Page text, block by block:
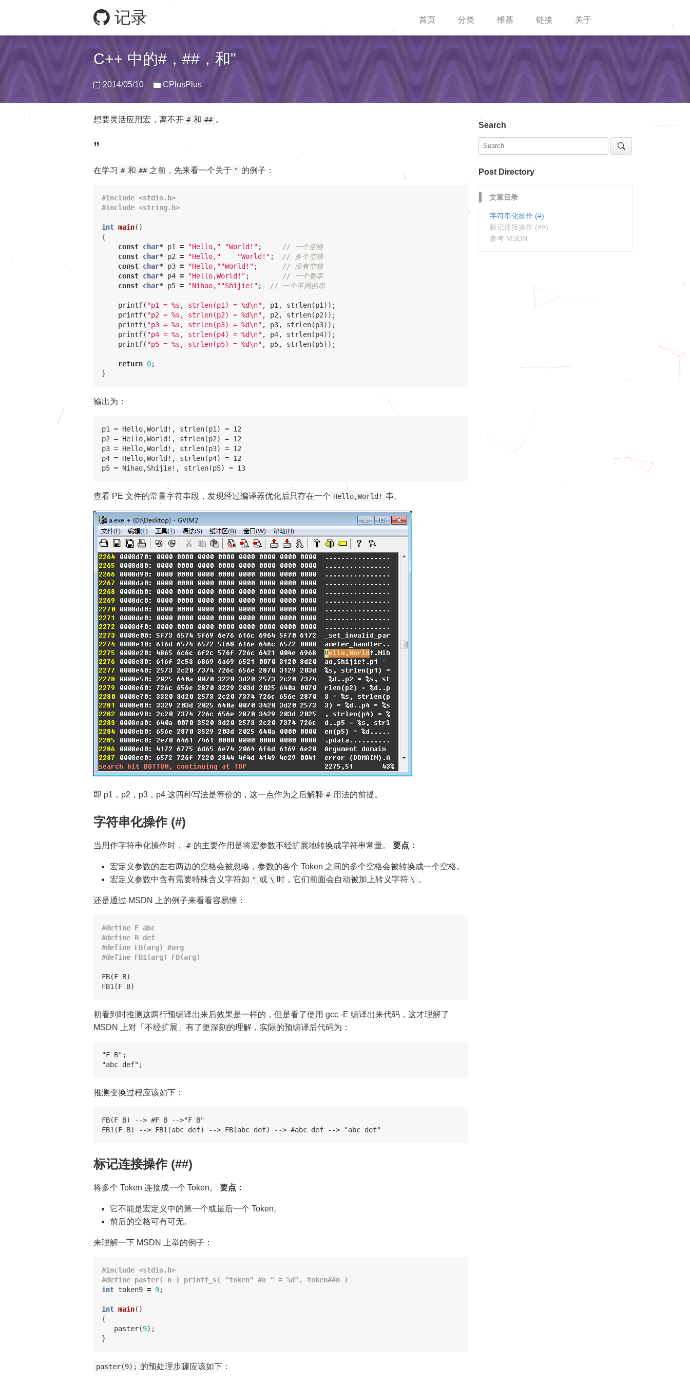
记录 首页 分类 维基 链接 关于
C++ 中的#，##，和"
2014/05/10 CPlusPlus
想要灵活应用宏，离不开 # 和 ## 。
”
在学习 # 和 ## 之前，先来看一个关于 " 的例子：
#include <stdio.h>
int main()
{
const char* p1 = "Hello," "World!" ;
const char* p2 = "Hello," "World!" ;
const char* p3 = "Hello,""World!" ;
const char* p4 = "Hello,World!" ;
const char* p5 = "Nihao,""Shijie!" ;
printf( "p1 = %s, strlen(p1) = %d\n" , p1 , strlen(p1 ));
printf( "p2 = %s, strlen(p2) = %d\n" , p2 , strlen(p2));
printf( "p3 = %s, strlen(p3) = %d\n" , p3, strlen(p3));
printf( "p4 = %s, strlen(p4) = %d\n" , p4, strlen(p4));
printf( "p5 = %s, strlen(p5) = %d\n" , p5, strlen(p5));
return 0;
}
输出为：
p1 = Hello,World!, strlen(p1) = 12
p2 = Hello,World!, strlen(p2) = 12
p3 = Hello,World!, strlen(p3) = 12
p4 = Hello,World!, strlen(p4) = 12
查看 PE 文件的常量字符串段，发现经过编译器优化后只存在一个 Hello,World! 串。
即 p1，p2，p3，p4 这四种写法是等价的，这一点作为之后解释 # 用法的前提。
字符串化操作 (#)
当用作字符串化操作时， # 的主要作用是将宏参数不经扩展地转换成字符串常量。 要点：
宏定义参数的左右两边的空格会被忽略，参数的各个 Token 之间的多个空格会被转换成一个空格。
宏定义参数中含有需要特殊含义字符如 " 或 \ 时，它们前面会自动被加上转义字符 \ 。
还是通过 MSDN 上的例子来看看容易懂：
#define F abc
#define B def
#define FB(arg) #arg
FB(F B)
FB1 (F B)
初看到时推测这两行预编译出来后效果是一样的，但是看了使用 gcc -E 编译出来代码，这才理解了
MSDN 上对「不经扩展」有了更深刻的理解，实际的预编译后代码为：
"F B";
推测变换过程应该如下：
FB(F B) --> #F B -->"F B"
标记连接操作 (##)
将多个 Token 连接成一个 Token。 要点：
它不能是宏定义中的第一个或最后一个 Token。
前后的空格可有可无。
来理解一下 MSDN 上举的例子：
#include <stdio.h>
int token9 = 9;
int main()
{
paster(9);
}
paster(9); 的预处理步骤应该如下：
Search
Post Directory
文章目录
字符串化操作 (#)
标记连接操作 (##)
参考 MSDN